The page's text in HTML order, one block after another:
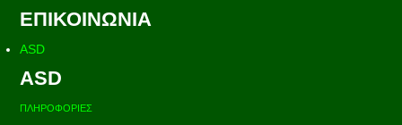
ΕΠΙΚΟΙΝΩΝΙΑ
ASD
ASD
ΠΛΗΡΟΦΟΡΙΕΣ